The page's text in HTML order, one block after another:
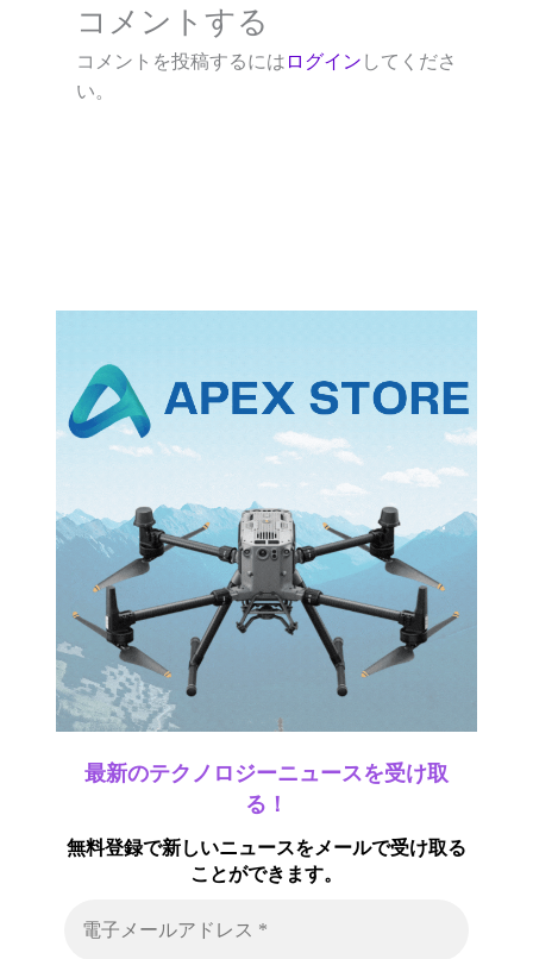
コメントする
コメントを投稿するには ログイン してくださ
い。
最新のテクノロジーニュースを受け取
る！
無料登録で新しいニュースをメールで受け取る
ことができます。